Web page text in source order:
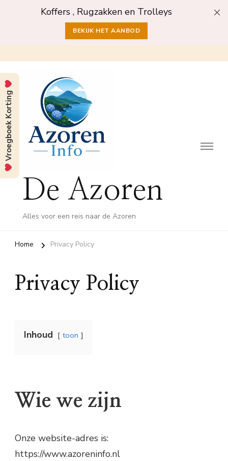
Koffers , Rugzakken en Trolleys
BEKIJK HET AANBOD
De Azoren
Alles voor een reis naar de Azoren
Home Privacy Policy
Privacy Policy
Inhoud toon
Wie we zijn
Onze website-adres is:
https://www.azoreninfo.nl
Vroegboek Korting